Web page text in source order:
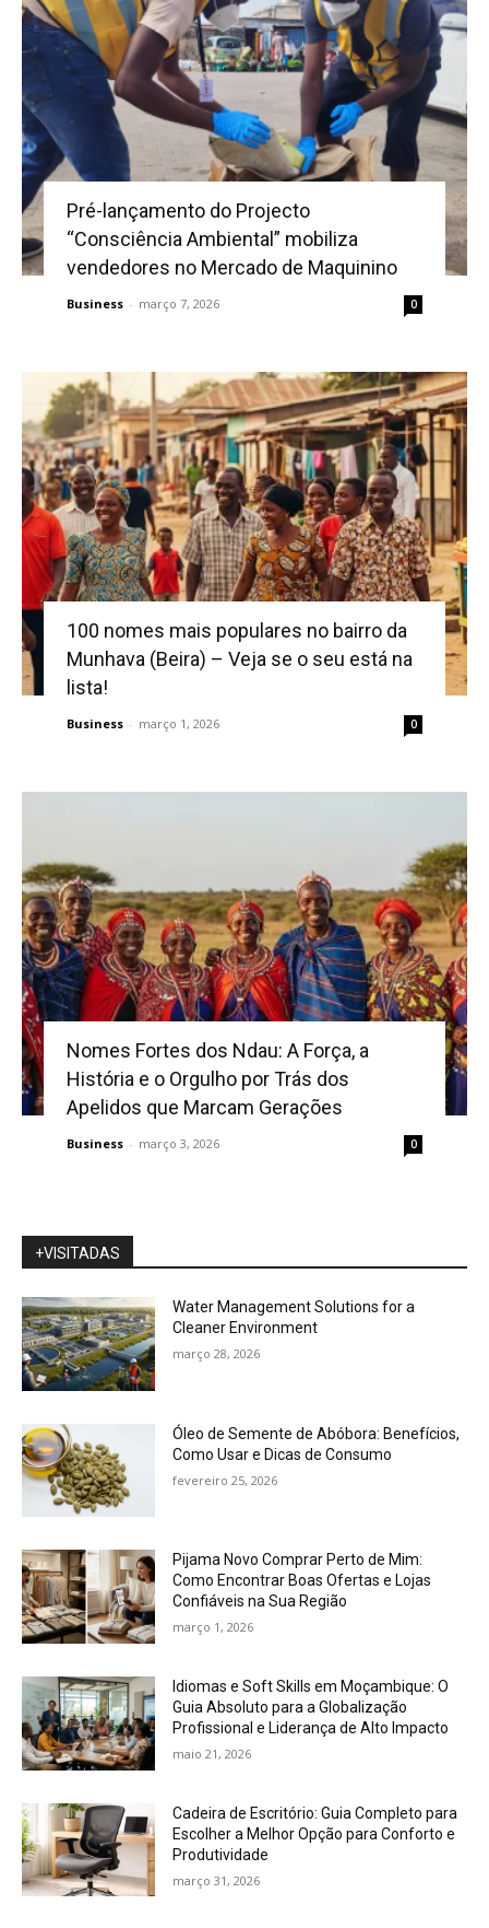
Pré-lançamento do Projecto
“Consciência Ambiental” mobiliza
vendedores no Mercado de Maquinino
Business - março 7, 2026 0
100 nomes mais populares no bairro da
Munhava (Beira) – Veja se o seu está na
lista!
Business - março 1, 2026 0
Nomes Fortes dos Ndau: A Força, a
História e o Orgulho por Trás dos
Apelidos que Marcam Gerações
Business - março 3, 2026 0
+VISITADAS
Water Management Solutions for a
Cleaner Environment
março 28, 2026
Óleo de Semente de Abóbora: Benefícios,
Como Usar e Dicas de Consumo
fevereiro 25, 2026
Pijama Novo Comprar Perto de Mim:
Como Encontrar Boas Ofertas e Lojas
Confiáveis na Sua Região
março 1, 2026
Idiomas e Soft Skills em Moçambique: O
Guia Absoluto para a Globalização
Profissional e Liderança de Alto Impacto
maio 21, 2026
Cadeira de Escritório: Guia Completo para
Escolher a Melhor Opção para Conforto e
Produtividade
março 31, 2026